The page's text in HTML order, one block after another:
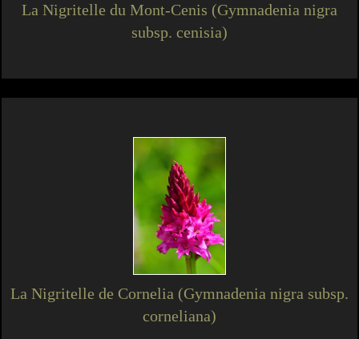
La Nigritelle du Mont-Cenis (Gymnadenia nigra
subsp. cenisia)
La Nigritelle de Cornelia (Gymnadenia nigra subsp.
corneliana)